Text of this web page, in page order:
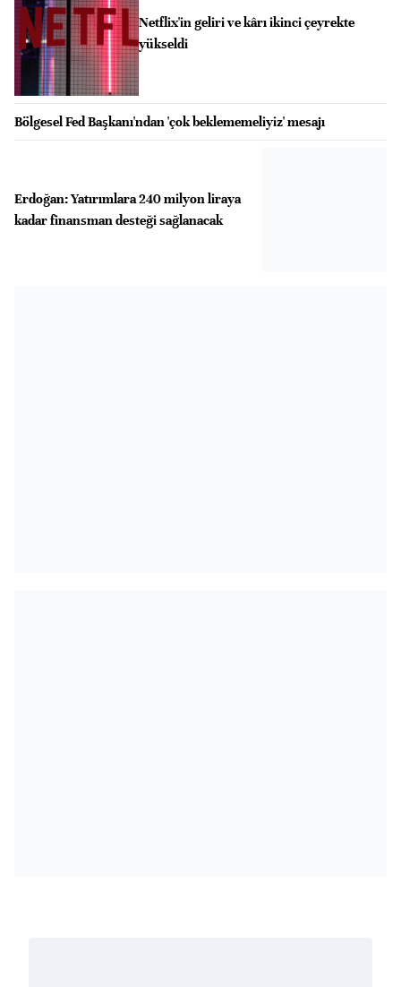
Netflix'in geliri ve kârı ikinci çeyrekte
yükseldi
Bölgesel Fed Başkanı'ndan 'çok beklememeliyiz' mesajı
Erdoğan: Yatırımlara 240 milyon liraya
kadar finansman desteği sağlanacak